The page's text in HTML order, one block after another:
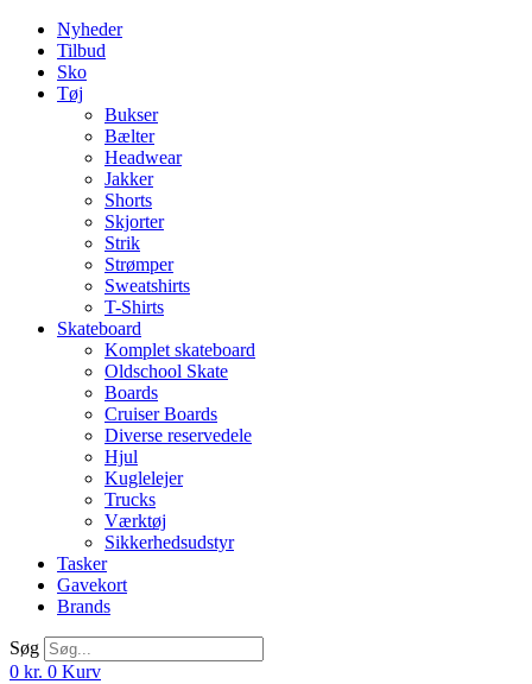
Nyheder
Tilbud
Sko
Tøj
Bukser
Bælter
Headwear
Jakker
Shorts
Skjorter
Strik
Strømper
Sweatshirts
T-Shirts
Skateboard
Komplet skateboard
Oldschool Skate
Boards
Cruiser Boards
Diverse reservedele
Hjul
Kuglelejer
Trucks
Værktøj
Sikkerhedsudstyr
Tasker
Gavekort
Brands
Søg
0 kr. 0 Kurv